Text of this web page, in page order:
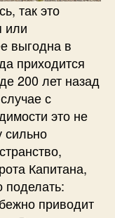
так это
или
выгодна в
приходится
200 лет назад
с
это не
сильно
Капитана,
приводит